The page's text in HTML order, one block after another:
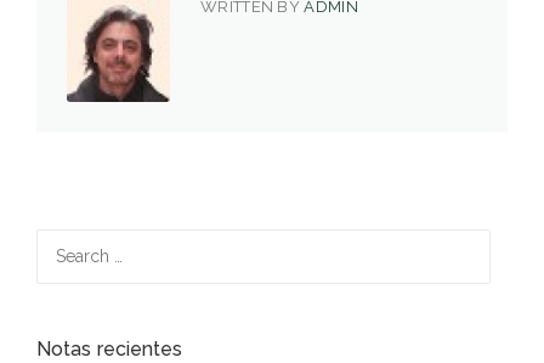
WRITTEN BYADMIN
Notas recientes